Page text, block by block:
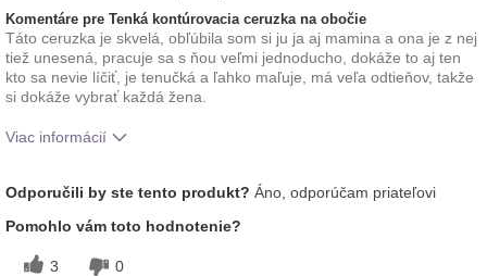
Komentáre pre Tenká kontúrovacia ceruzka na obočie
Táto ceruzka je skvelá, obľúbila som si ju ja aj mamina a ona je z nej
tiež unesená, pracuje sa s ňou veľmi jednoducho, dokáže to aj ten
kto sa nevie líčiť, je tenučká a ľahko maľuje, má veľa odtieňov, takže
si dokáže vybrať každá žena.
Viac informácií
značkami dekoratívnej kozmetiky, ktoré ste
vyskúšali?
Odporučili by ste tento produkt? Áno, odporúčam priateľovi
Pomohlo vám toto hodnotenie?
3 0